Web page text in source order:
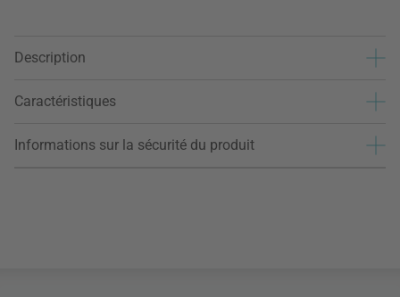
Description
Caractéristiques
Informations sur la sécurité du produit